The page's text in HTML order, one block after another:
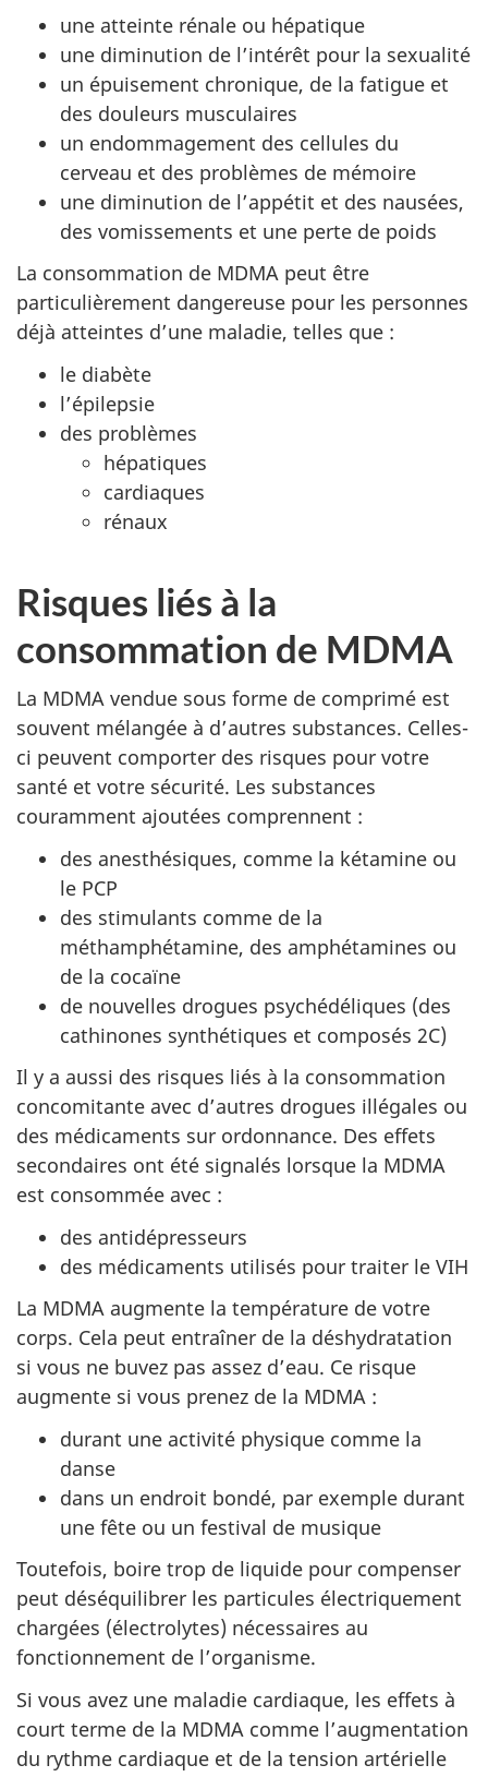
une atteinte rénale ou hépatique
une diminution de l’intérêt pour la sexualité
un épuisement chronique, de la fatigue et
des douleurs musculaires
un endommagement des cellules du
cerveau et des problèmes de mémoire
une diminution de l’appétit et des nausées,
des vomissements et une perte de poids
La consommation de MDMA peut être
particulièrement dangereuse pour les personnes
déjà atteintes d’une maladie, telles que :
le diabète
l’épilepsie
des problèmes
hépatiques
cardiaques
rénaux
Risques liés à la
consommation de MDMA
La MDMA vendue sous forme de comprimé est
souvent mélangée à d’autres substances. Celles-
ci peuvent comporter des risques pour votre
santé et votre sécurité. Les substances
couramment ajoutées comprennent :
des anesthésiques, comme la kétamine ou
le PCP
des stimulants comme de la
méthamphétamine, des amphétamines ou
de la cocaïne
de nouvelles drogues psychédéliques (des
cathinones synthétiques et composés 2C)
Il y a aussi des risques liés à la consommation
concomitante avec d’autres drogues illégales ou
des médicaments sur ordonnance. Des effets
secondaires ont été signalés lorsque la MDMA
est consommée avec :
des antidépresseurs
des médicaments utilisés pour traiter le VIH
La MDMA augmente la température de votre
corps. Cela peut entraîner de la déshydratation
si vous ne buvez pas assez d’eau. Ce risque
augmente si vous prenez de la MDMA :
durant une activité physique comme la
danse
dans un endroit bondé, par exemple durant
une fête ou un festival de musique
Toutefois, boire trop de liquide pour compenser
peut déséquilibrer les particules électriquement
chargées (électrolytes) nécessaires au
fonctionnement de l’organisme.
Si vous avez une maladie cardiaque, les effets à
court terme de la MDMA comme l’augmentation
du rythme cardiaque et de la tension artérielle